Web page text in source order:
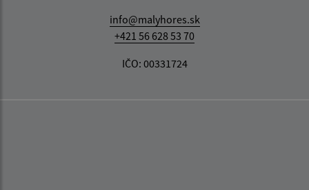
info@malyhores.sk
+421 56 628 53 70
IČO: 00331724